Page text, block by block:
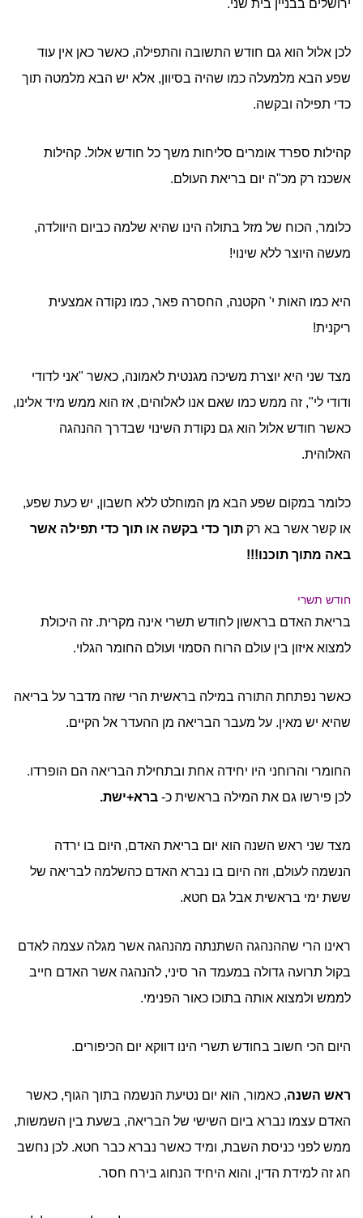
ירושלים בבניין בית שני.
לכן אלול הוא גם חודש התשובה והתפילה, כאשר כאן אין עוד
שפע הבא מלמעלה כמו שהיה בסיוון, אלא יש הבא מלמטה תוך
כדי תפילה ובקשה.
קהילות ספרד אומרים סליחות משך כל חודש אלול. קהילות
אשכנז רק מכ"ה יום בריאת העולם.
כלומר, הכוח של מזל בתולה הינו שהיא שלמה כביום היוולדה,
מעשה היוצר ללא שינוי!
היא כמו האות י' הקטנה, החסרה פאר, כמו נקודה אמצעית
ריקנית!
מצד שני היא יוצרת משיכה מגנטית לאמונה, כאשר "אני לדודי
ודודי לי", זה ממש כמו שאם אנו לאלוהים, אז הוא ממש מיד אלינו,
כאשר חודש אלול הוא גם נקודת השינוי שבדרך ההנהגה
האלוהית.
כלומר במקום שפע הבא מן המוחלט ללא חשבון, יש כעת שפע,
או קשר אשר בא רק תוך כדי בקשה או תוך כדי תפילה אשר
באה מתוך תוכנו!!!
חודש תשרי
בריאת האדם בראשון לחודש תשרי אינה מקרית. זה היכולת
למצוא איזון בין עולם הרוח הסמוי ועולם החומר הגלוי.
כאשר נפתחת התורה במילה בראשית הרי שזה מדבר על בריאה
שהיא יש מאין. על מעבר הבריאה מן ההעדר אל הקיים.
החומרי והרוחני היו יחידה אחת ובתחילת הבריאה הם הופרדו.
לכן פירשו גם את המילה בראשית כ- ברא+ישת.
מצד שני ראש השנה הוא יום בריאת האדם, היום בו ירדה
הנשמה לעולם, וזה היום בו נברא האדם כהשלמה לבריאה של
ששת ימי בראשית אבל גם חטא.
ראינו הרי שההנהגה השתנתה מהנהגה אשר מגלה עצמה לאדם
בקול תרועה גדולה במעמד הר סיני, להנהגה אשר האדם חייב
לממש ולמצוא אותה בתוכו כאור הפנימי.
היום הכי חשוב בחודש תשרי הינו דווקא יום הכיפורים.
ראש השנה, כאמור, הוא יום נטיעת הנשמה בתוך הגוף, כאשר
האדם עצמו נברא ביום השישי של הבריאה, בשעת בין השמשות,
ממש לפני כניסת השבת, ומיד כאשר נברא כבר חטא. לכן נחשב
חג זה למידת הדין, והוא היחיד הנחוג בירח חסר.